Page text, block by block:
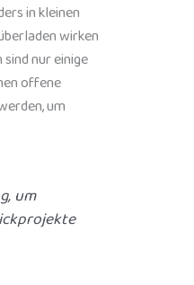
in kleinen
wirken
nur einige
offene
um
um